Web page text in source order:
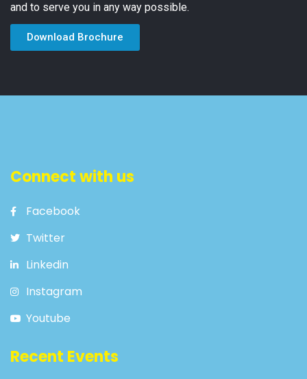
and to serve you in any way possible.
Download Brochure
Connect with us
Facebook
Twitter
Linkedin
Instagram
Youtube
Recent Events